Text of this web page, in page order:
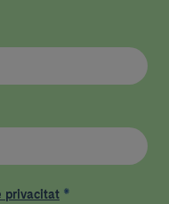
privacitat *